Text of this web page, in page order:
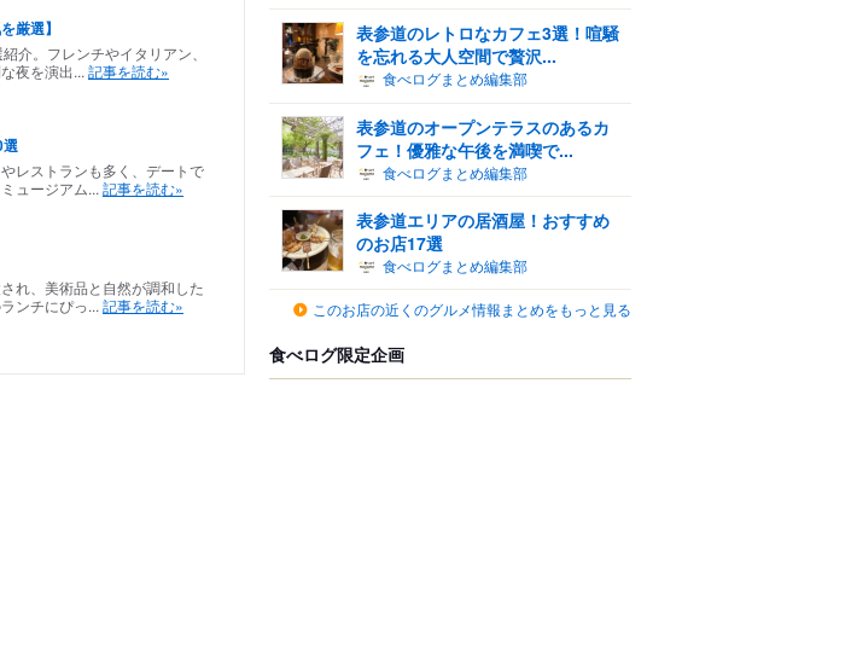
厳選】
介。フレンチやイタリアン、
夜を演出... 記事を読む»
選
レストランも多く、デートで
ュージアム... 記事を読む»
れ、美術品と自然が調和した
ンチにぴっ... 記事を読む»
表参道のレトロなカフェ3選！喧騒
を忘れる大人空間で贅沢...
食べログまとめ編集部
表参道のオープンテラスのあるカ
フェ！優雅な午後を満喫で...
食べログまとめ編集部
表参道エリアの居酒屋！おすすめ
のお店17選
食べログまとめ編集部
このお店の近くのグルメ情報まとめをもっと見る
食べログ限定企画